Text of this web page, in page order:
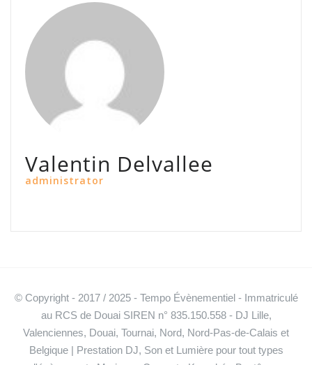
Valentin Delvallee
administrator
© Copyright - 2017 / 2025 - Tempo Évènementiel - Immatriculé
au RCS de Douai SIREN n° 835.150.558 - DJ Lille,
Valenciennes, Douai, Tournai, Nord, Nord-Pas-de-Calais et
Belgique | Prestation DJ, Son et Lumière pour tout types